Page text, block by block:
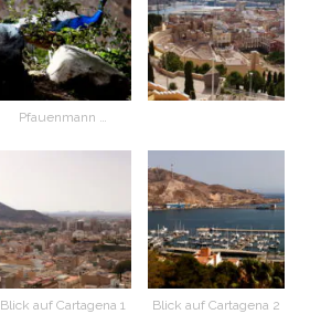
Pfauenmann …
Blick auf Cartagena 1 Blick auf Cartagena 2